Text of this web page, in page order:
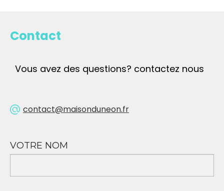
Contact
Vous avez des questions? contactez nous
contact@maisonduneon.fr
VOTRE NOM